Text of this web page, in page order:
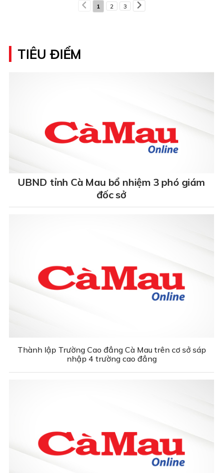
1 2 3
TIÊU ĐIỂM
UBND tỉnh Cà Mau bổ nhiệm 3 phó giám
đốc sở
Thành lập Trường Cao đẳng Cà Mau trên cơ sở sáp
nhập 4 trường cao đẳng